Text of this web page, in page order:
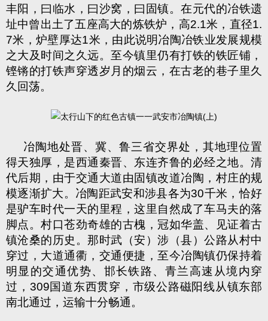
丰阳，曰临水，曰沙窝，曰固镇。在元代的冶铁遗
址中曾出土了五座高大的炼铁炉，高2.1米，直径1.
7米，炉壁厚达1米，由此说明冶陶冶铁业发展规模
之大及时间之久远。至今镇里仍有打铁的铁匠铺，
铿锵的打铁声穿透岁月的烟云，在古老的巷子里久
久回荡。
冶陶地处晋、冀、鲁三省交界处，其地理位置
得天独厚，是西通秦晋、东连齐鲁的必经之地。清
代后期，由于交通大道由固镇改道冶陶，村庄的规
模逐渐扩大。冶陶距武安和涉县各为30千米，恰好
是驴车时代一天的里程，这里自然成了车马夫的落
脚点。村口苍劲奇雄的古槐，冠如华盖、见证着古
镇沧桑的历史。那时武（安）涉（县）公路从村中
穿过，大道通衢，交通便捷，至今冶陶镇仍保持着
明显的交通优势、邯长铁路、青兰高速从境内穿
过， 309国道东西贯穿，市级公路磁阳线从镇东部
南北通过，运输十分畅通。